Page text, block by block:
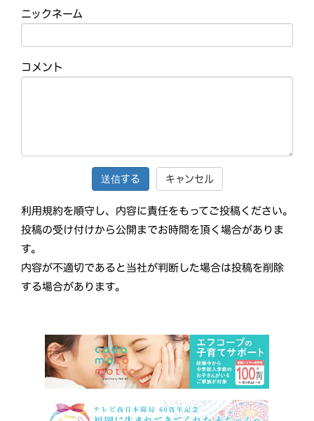
ニックネーム
コメント
キャンセル
利用規約を順守し、内容に責任をもってご投稿ください。
投稿の受け付けから公開までお時間を頂く場合がありま
す。
内容が不適切であると当社が判断した場合は投稿を削除
する場合があります。